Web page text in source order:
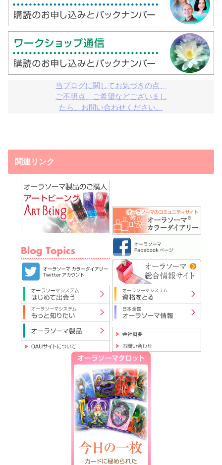
当ブログに関してお気づきの点、
ご不明点、ご希望などございまし
たら、お問い合わせください。
関連リンク